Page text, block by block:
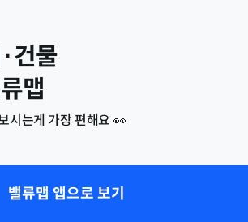
건물
맵
시는게 가장 편해요 👀
밸류맵 앱으로 보기